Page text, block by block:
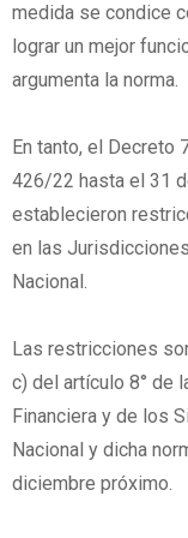
medida se condice
lograr un mejor
argumenta la norma.
En tanto, el Decreto
426/22 hasta el 31
establecieron
en las
Nacional.
Las restricciones
c) del artículo 8° de
Financiera y de los
Nacional y dicha
diciembre próximo.